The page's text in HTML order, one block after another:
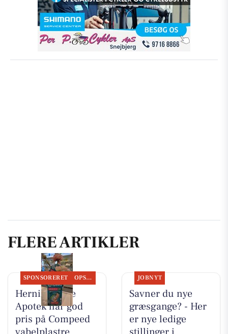
FLERE ARTIKLER
SPONSORERET OPSLAGSTAVLEN
Herning Løve
Apotek har god
pris på Compeed
JOBNYT
Savner du nye
græsgange? - Her
er nye ledige